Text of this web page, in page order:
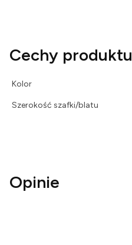
Cechy produktu
Kolor
Szerokość szafki/blatu
Opinie